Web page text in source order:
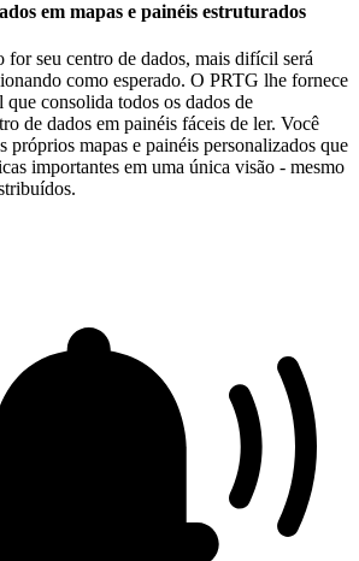
em mapas e painéis estruturados
for seu centro de dados, mais difícil será
como esperado. O PRTG lhe fornece
consolida todos os dados de
de dados em painéis fáceis de ler. Você
próprios mapas e painéis personalizados que
importantes em uma única visão - mesmo